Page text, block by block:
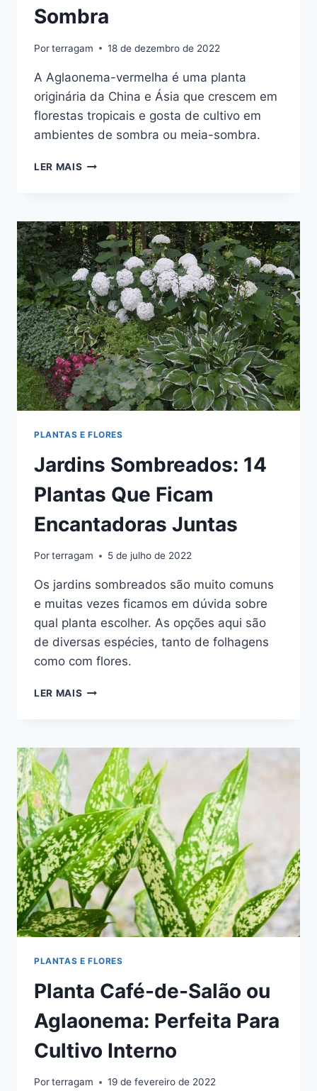
Sombra
Porterragam 18 de dezembro de 2022
A Aglaonema-vermelha é uma planta
originária da China e Ásia que crescem em
florestas tropicais e gosta de cultivo em
ambientes de sombra ou meia-sombra.
LER MAIS AGLAONEMA-
PARA
SOMBRA
PLANTAS E FLORES
Jardins Sombreados: 14
Plantas Que Ficam
Encantadoras Juntas
Porterragam 5 de julho de 2022
Os jardins sombreados são muito comuns
e muitas vezes ficamos em dúvida sobre
qual planta escolher. As opções aqui são
de diversas espécies, tanto de folhagens
como com flores.
LER MAIS JARDINS
QUE
FICAM
ENCANTADORAS
JUNTAS
PLANTAS E FLORES
Planta Café-de-Salão ou
Aglaonema: Perfeita Para
Cultivo Interno
Porterragam 19 de fevereiro de 2022